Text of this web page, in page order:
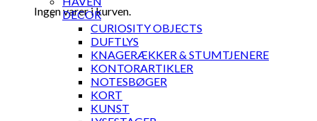
Ingen varer i kurven.
DECOR
CURIOSITY OBJECTS
DUFTLYS
KNAGERÆKKER & STUMTJENERE
KONTORARTIKLER
NOTESBØGER
KORT
KUNST